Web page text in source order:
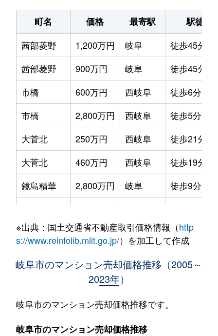
町名 価格 最寄駅
駅徒歩
茜部菱野
1,200万円 岐阜
徒歩45分
茜部菱野
900万円 岐阜
徒歩45分
市橋
600万円 西岐阜
徒歩6分
市橋
2,800万円 西岐阜
徒歩5分
大菅北
250万円 西岐阜
徒歩21分
大菅北
460万円 西岐阜
徒歩19分
鏡島精華
2,800万円 岐阜
徒歩9分
加納大黒町
3,300万円 岐阜
徒歩11分
3,200万円
加納水野町
240万円 岐阜
蕪城町
2,700万円 岐阜
※出典：国土交通省不動産取引価格情報（http
s://www.reinfolib.mlit.go.jp/）を加工して作成
岐阜市のマンション売却価格推移（2005～
2023年）
岐阜市のマンション売却価格推移です。
岐阜市のマンション売却価格推移